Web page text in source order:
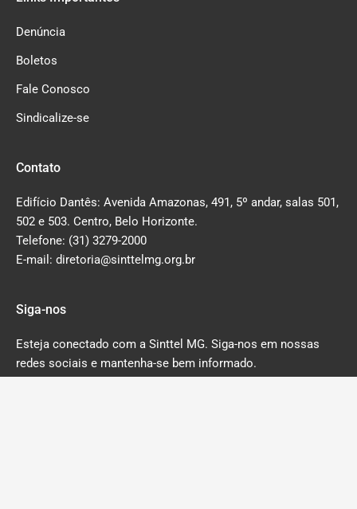
Denúncia
Boletos
Fale Conosco
Sindicalize-se
Contato
Edifício Dantês: Avenida Amazonas, 491, 5º andar, salas 501,
502 e 503. Centro, Belo Horizonte.
Telefone: (31) 3279-2000
E-mail: diretoria@sinttelmg.org.br
Siga-nos
Esteja conectado com a Sinttel MG. Siga-nos em nossas
redes sociais e mantenha-se bem informado.